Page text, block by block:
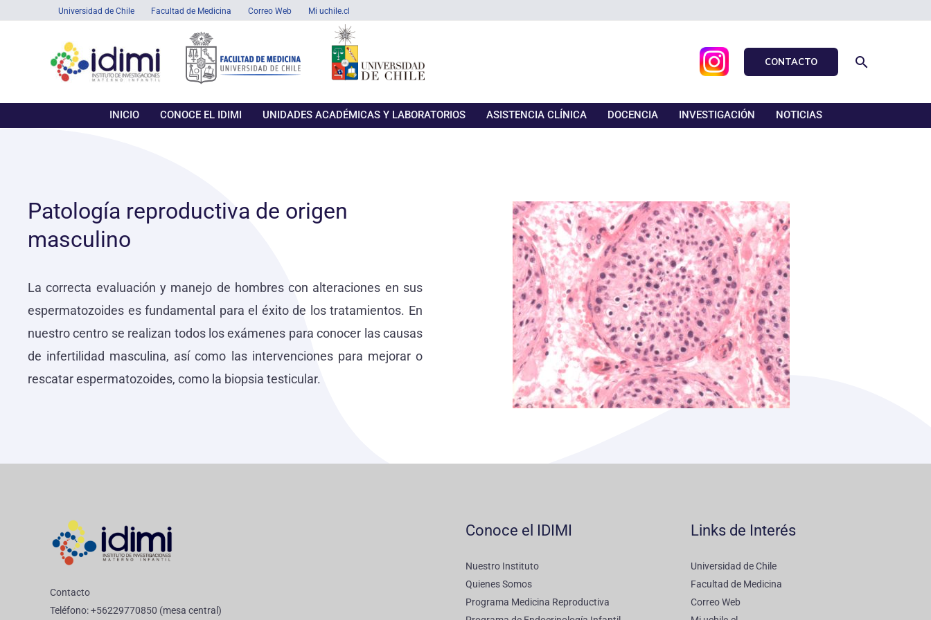
Universidad de Chile Facultad de Medicina Correo Web Mi uchile.cl
CONTACTO Buscar
INICIO CONOCE EL IDIMI UNIDADES ACADÉMICAS Y LABORATORIOS ASISTENCIA CLÍNICA DOCENCIA INVESTIGACIÓN NOTICIAS
Patología reproductiva de origen
masculino
La correcta evaluación y manejo de hombres con alteraciones en sus
espermatozoides es fundamental para el éxito de los tratamientos. En
nuestro centro se realizan todos los exámenes para conocer las causas
de infertilidad masculina, así como las intervenciones para mejorar o
rescatar espermatozoides, como la biopsia testicular.
Contacto
Teléfono: +56229770850 (mesa central)
Conoce el IDIMI
Nuestro Instituto
Quienes Somos
Programa Medicina Reproductiva
Links de Interés
Universidad de Chile
Facultad de Medicina
Correo Web